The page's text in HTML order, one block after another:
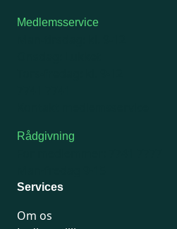
Medlemsservice
Rådgivning
Services
Om os